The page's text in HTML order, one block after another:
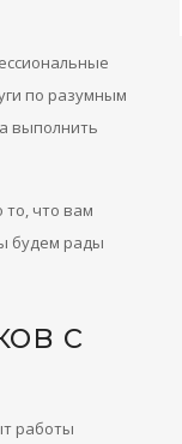
по разумным
выполнить
что вам
будем рады
с
работы